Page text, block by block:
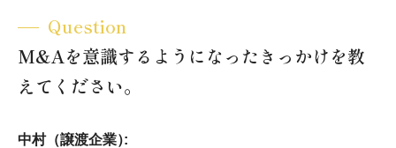
Question
M&Aを意識するようになったきっかけを教
えてください。
中村（譲渡企業）